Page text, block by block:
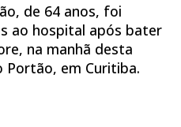
de 64 anos, foi
ao hospital após bater
na manhã desta
em Curitiba.